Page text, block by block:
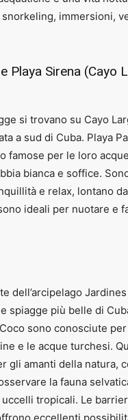
immersioni,
Playa Sirena (Cayo
si trovano su Cayo
a sud di Cuba. Playa
famose per le loro acque
bianca e soffice.
e relax, lontano
ideali per nuotare e
dell’arcipelago
spiagge più belle di
sono conosciute
e le acque turchesi.
gli amanti della natura,
la fauna
tropicali. Le